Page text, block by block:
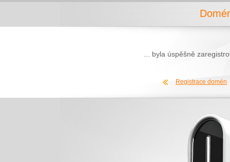
... byla úspěšně
Registrace domén